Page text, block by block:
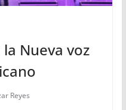
Nueva voz
Reyes